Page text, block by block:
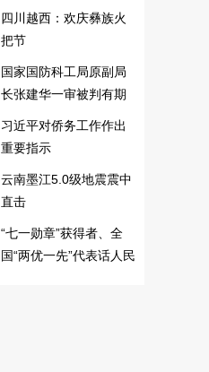
四川越西：欢庆彝族火
把节
国家国防科工局原副局
长张建华一审被判有期
徒刑十年
习近平对侨务工作作出
重要指示
云南墨江5.0级地震震中
直击
“七一勋章”获得者、全
国“两优一先”代表话人民